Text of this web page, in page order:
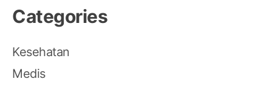
Categories
Kesehatan
Medis